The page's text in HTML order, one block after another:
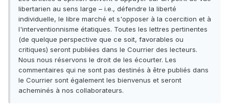
libertarien au sens large – i.e., défendre la liberté
individuelle, le libre marché et s'opposer à la coercition et à
l'interventionnisme étatiques. Toutes les lettres pertinentes
(de quelque perspective que ce soit, favorables ou
critiques) seront publiées dans le Courrier des lecteurs.
Nous nous réservons le droit de les écourter. Les
commentaires qui ne sont pas destinés à être publiés dans
le Courrier sont également les bienvenus et seront
acheminés à nos collaborateurs.